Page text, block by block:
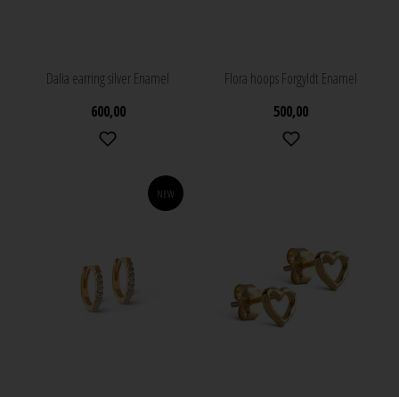
Dalia earring silver Enamel
600,00
Flora hoops Forgyldt Enamel
500,00
NEW